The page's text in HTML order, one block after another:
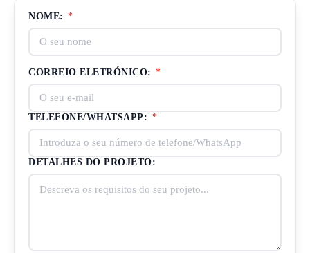
NOME: *
CORREIO ELETRÓNICO: *
TELEFONE/WHATSAPP: *
DETALHES DO PROJETO: